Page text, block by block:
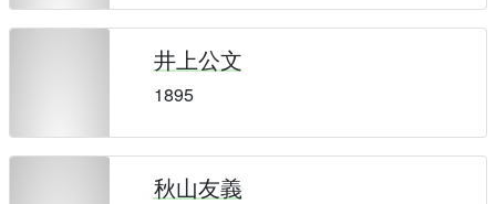
井上公文
1895
秋山友義